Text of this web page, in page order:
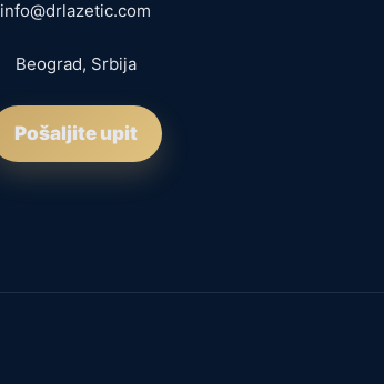
info@drlazetic.com
Beograd, Srbija
Pošaljite upit